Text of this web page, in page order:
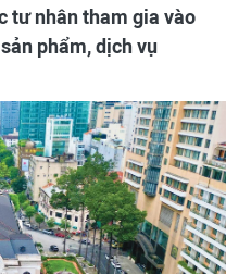
tư nhân tham gia vào
phẩm, dịch vụ